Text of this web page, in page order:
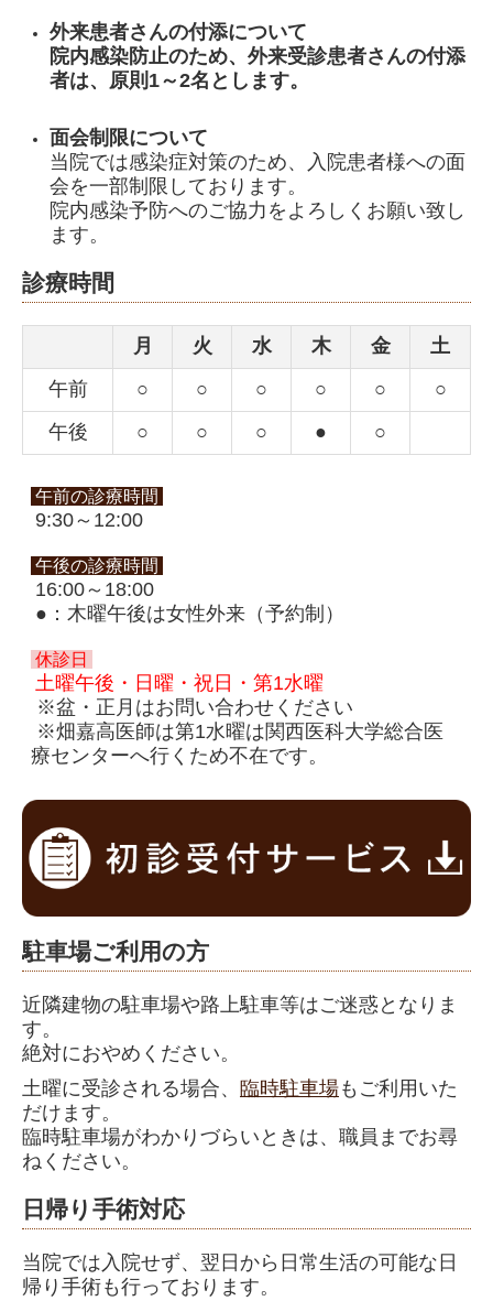
外来患者さんの付添について
院内感染防止のため、外来受診患者さんの付添
者は、原則1～2名とします。
面会制限について
当院では感染症対策のため、入院患者様への面
会を一部制限しております。
院内感染予防へのご協力をよろしくお願い致し
ます。
診療時間
月 火 水 木 金
土
午前
○ ○ ○ ○ ○
○
午後
○ ○ ○ ● ○
午前の診療時間
9:30～12:00
午後の診療時間
16:00～18:00
●：木曜午後は女性外来（予約制）
休診日
土曜午後・日曜・祝日・第1水曜
※盆・正月はお問い合わせください
※畑嘉高医師は第1水曜は関西医科大学総合医
療センターへ行くため不在です。
駐車場ご利用の方
近隣建物の駐車場や路上駐車等はご迷惑となりま
す。
絶対におやめください。
土曜に受診される場合、 臨時駐車場もご利用いた
だけます。
臨時駐車場がわかりづらいときは、職員までお尋
ねください。
日帰り手術対応
当院では入院せず、翌日から日常生活の可能な日
帰り手術も行っております。